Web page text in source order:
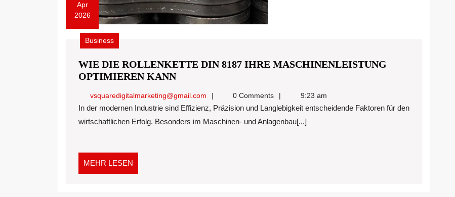
Apr
2026
Business
WIE DIE ROLLENKETTE DIN 8187 IHRE MASCHINENLEISTUNG
OPTIMIEREN KANNWIE
ROLLENKETTE
DIN
8187
vsquaredigitalmarketing@gmail.comvsquaredigitalmarketing@gmail.com
0 Comments 9:23 am
In der modernen Industrie sind Effizienz, Präzision und Langlebigkeit entscheidende Faktoren für den
wirtschaftlichen Erfolg. Besonders im Maschinen- und Anlagenbau[...]
MEHR LESEN
LESEN